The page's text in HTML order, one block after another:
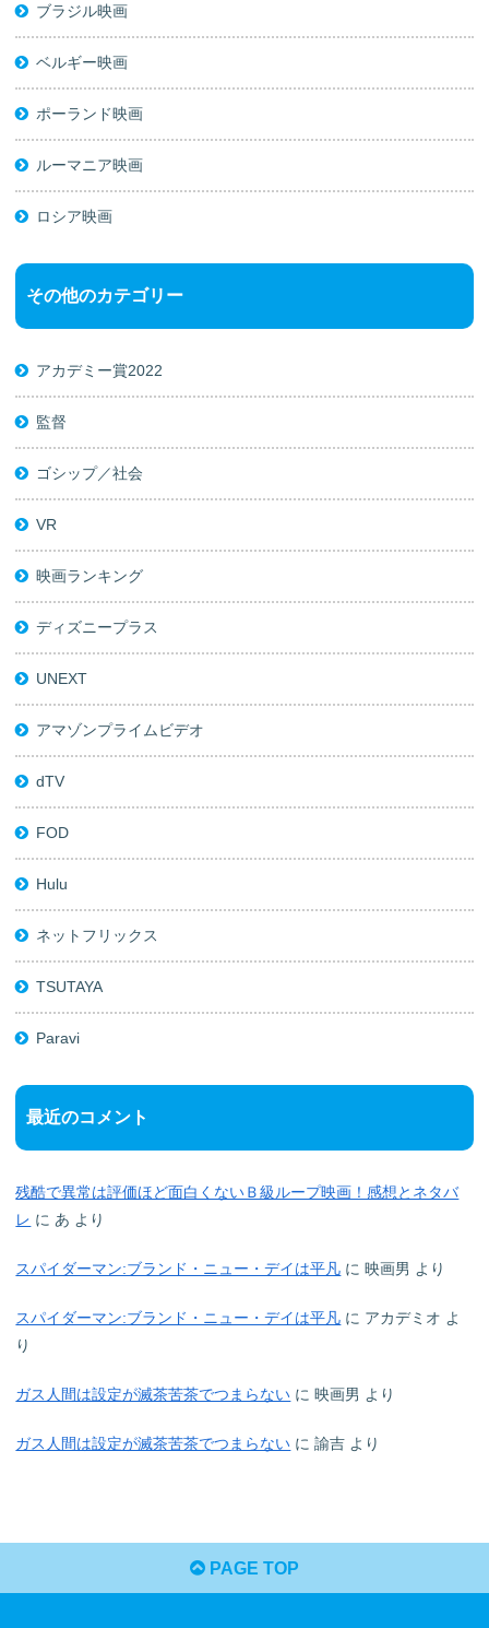
ブラジル映画
ベルギー映画
ポーランド映画
ルーマニア映画
ロシア映画
その他のカテゴリー
アカデミー賞2022
監督
ゴシップ／社会
VR
映画ランキング
ディズニープラス
UNEXT
アマゾンプライムビデオ
dTV
FOD
Hulu
ネットフリックス
TSUTAYA
Paravi
最近のコメント
残酷で異常は評価ほど面白くないＢ級ループ映画！感想とネタバ
レ にあ より
スパイダーマン:ブランド・ニュー・デイは平凡 に映画男 より
スパイダーマン:ブランド・ニュー・デイは平凡 に アカデミオ よ
り
ガス人間は設定が滅茶苦茶でつまらない に映画男 より
ガス人間は設定が滅茶苦茶でつまらない に諭吉 より
PAGE TOP